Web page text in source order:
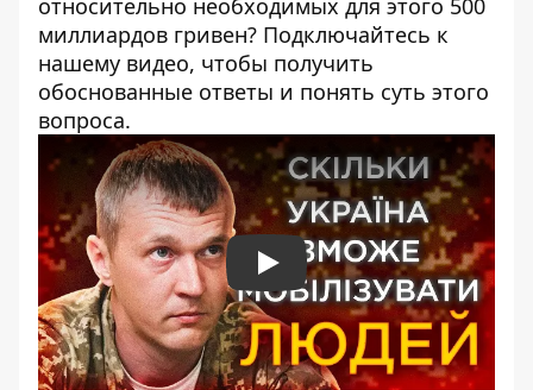
относительно необходимых для этого 500
миллиардов гривен? Подключайтесь к
нашему видео, чтобы получить
обоснованные ответы и понять суть этого
вопроса.
Play